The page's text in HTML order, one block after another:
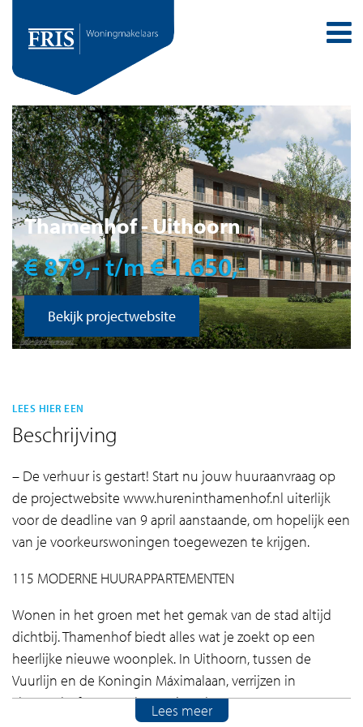
Thamenhof - Uithoorn
€ 879,- t/m € 1.650,-
Bekijk projectwebsite
LEES HIER EEN
Beschrijving
– De verhuur is gestart! Start nu jouw huuraanvraag op
de projectwebsite www.hureninthamenhof.nl uiterlijk
voor de deadline van 9 april aanstaande, om hopelijk een
van je voorkeurswoningen toegewezen te krijgen.
115 MODERNE HUURAPPARTEMENTEN
Wonen in het groen met het gemak van de stad altijd
dichtbij. Thamenhof biedt alles wat je zoekt op een
heerlijke nieuwe woonplek. In Uithoorn, tussen de
Vuurlijn en de Koningin Máximalaan, verrijzen in
Thamenhof 115 moderne nieuwbouwappartementen
Lees meer